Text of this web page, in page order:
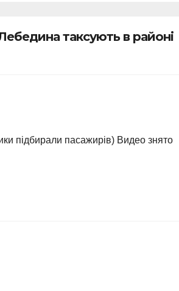
таксують в районі
підбирали пасажирів) Видео знято